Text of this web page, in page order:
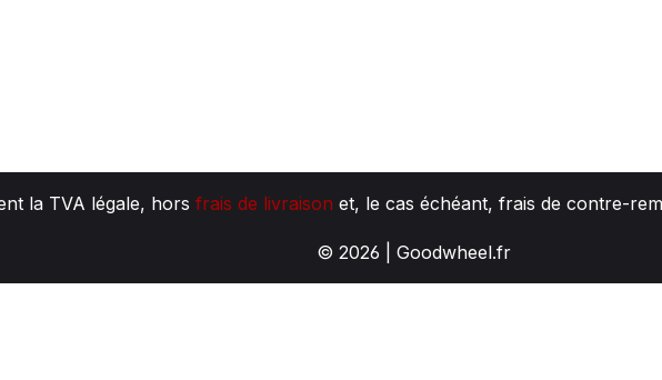
la TVA légale, hors frais de livraison et, le cas échéant, frais de contre-
© 2026 | Goodwheel.fr